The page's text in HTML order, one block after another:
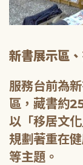
新書展示區
服務台前為
區，藏書約
以「移居文
規劃著重在
等主題。